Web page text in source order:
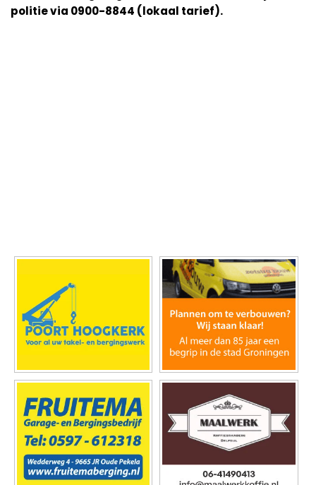
politie via 0900-8844 (lokaal tarief).